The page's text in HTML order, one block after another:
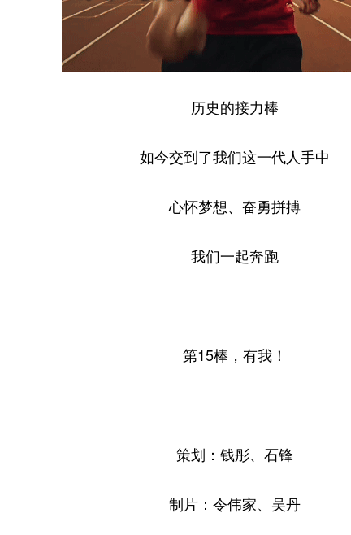
历史的接力棒
如今交到了我们这一代人手中
心怀梦想、奋勇拼搏
我们一起奔跑
第15棒，有我！
策划：钱彤、石锋
制片：令伟家、吴丹